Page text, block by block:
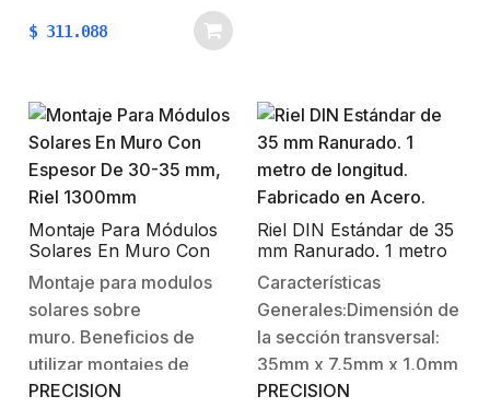
tuercas y
mmDiámetro máximo:
170 mm (6′)**El ancho
del gabinete no debe
exceder los 600 mm
$ 311.088
Montaje Para Módulos
Solares En Muro Con
Espesor De 30-35 mm,
Riel 1300mm
Montaje para modulos
solares sobre
muro. Beneficios de
utilizar montajes de
Aluminio Anodizado PS-
PRECISION
Riel DIN Estándar de 35
mm Ranurado. 1 metro
de longitud. Fabricado
en Acero.
Características
Generales:Dimensión de
la sección transversal:
35mm x 7,5mm x 1,0mm
(Ancho x Alto x
PRECISION